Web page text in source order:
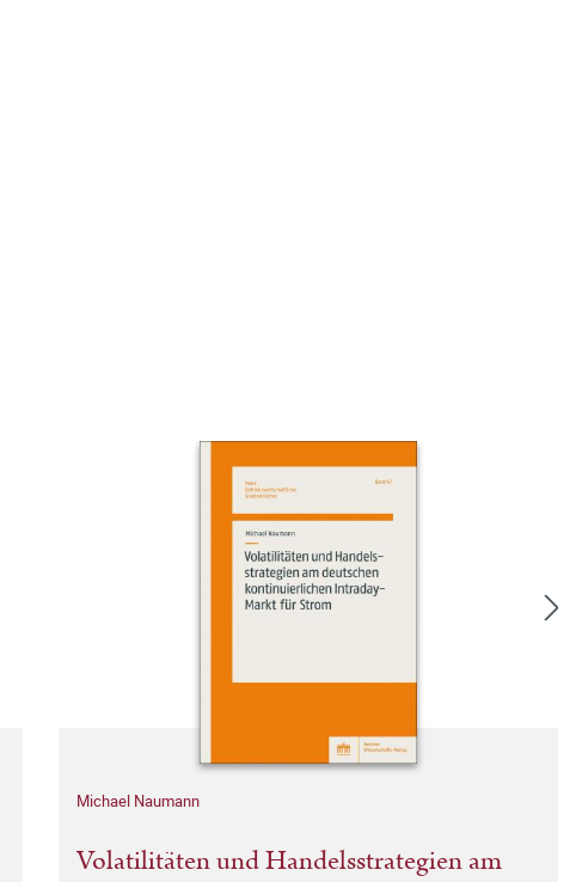
Michael Naumann
Volatilitäten und Handelsstrategien am